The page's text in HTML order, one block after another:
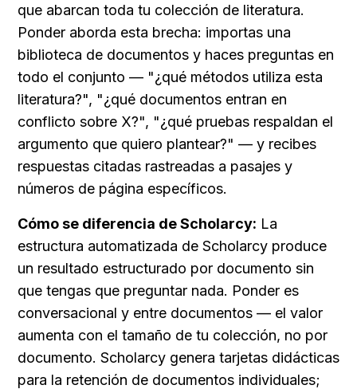
que abarcan toda tu colección de literatura.
Ponder aborda esta brecha: importas una
biblioteca de documentos y haces preguntas en
todo el conjunto — "¿qué métodos utiliza esta
literatura?", "¿qué documentos entran en
conflicto sobre X?", "¿qué pruebas respaldan el
argumento que quiero plantear?" — y recibes
respuestas citadas rastreadas a pasajes y
números de página específicos.
Cómo se diferencia de Scholarcy: La
estructura automatizada de Scholarcy produce
un resultado estructurado por documento sin
que tengas que preguntar nada. Ponder es
conversacional y entre documentos — el valor
aumenta con el tamaño de tu colección, no por
documento. Scholarcy genera tarjetas didácticas
para la retención de documentos individuales;